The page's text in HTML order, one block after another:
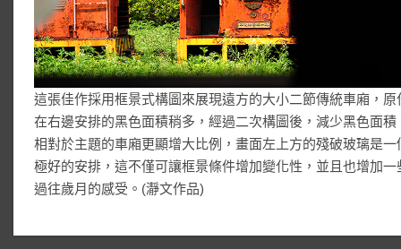
這張佳作採用框景式構圖來展現遠方的大小二節傳統車廂，原
在右邊安排的黑色面積稍多，經過二次構圖後，減少黑色面積
相對於主題的車廂更顯增大比例，畫面左上方的殘破玻璃是一
極好的安排，這不僅可讓框景條件增加變化性，並且也增加一
過往歲月的感受。(瀞文作品)